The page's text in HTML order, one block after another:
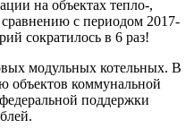
на объектах тепло-,
с периодом 2017-
сократилось в 6 раз!
модульных котельных. В
объектов коммунальной
поддержки